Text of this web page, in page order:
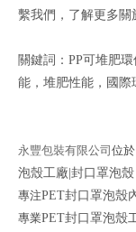
繫我們，了解更多關
關鍵詞：PP可堆肥
能，堆肥性能，國際
永豐包裝有限公司位
泡殼工廠|封口罩泡
專注PET封口罩泡殼
專業PET封口罩泡殼